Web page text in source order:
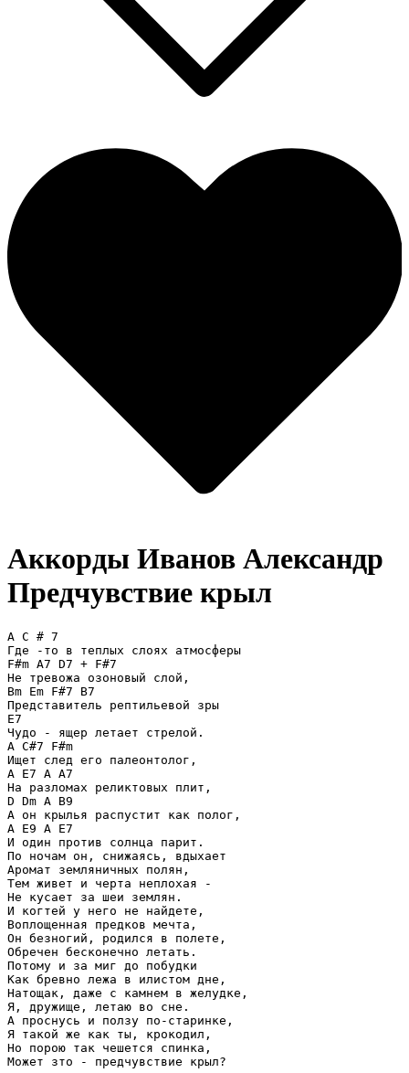
Аккорды Иванов Александр
Предчувствие крыл
A C # 7
Где -то в теплых слоях атмосферы
F#m A7 D7 + F#7
Не тревожа озоновый слой,
Bm Em F#7 B7
Представитель рептильевой зры
E7
Чудо - ящер летает стрелой.
A C#7 F#m
Ищет след его палеонтолог,
A E7 A A7
На разломах реликтовых плит,
D Dm A B9
А он крылья распустит как полог,
A E9 A E7
И один против солнца парит.
По ночам он, снижаясь, вдыхает
Аромат земляничных полян,
Тем живет и черта неплохая -
Не кусает за шеи землян.
И когтей у него не найдете,
Воплощенная предков мечта,
Он безногий, родился в полете,
Обречен бесконечно летать.
Потому и за миг до побудки
Как бревно лежа в илистом дне,
Натощак, даже с камнем в желудке,
Я, дружище, летаю во сне.
А проснусь и ползу по-старинке,
Я такой же как ты, крокодил,
Но порою так чешется спинка,
Может зто - предчувствие крыл?